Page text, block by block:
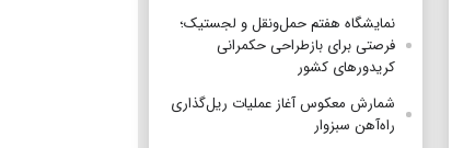
نمایشگاه هفتم حمل‌ونقل و لجستیک؛
فرصتی برای بازطراحی حکمرانی
کریدورهای کشور
شمارش معکوس آغاز عملیات ریل‌گذاری
راه‌آهن سبزوار